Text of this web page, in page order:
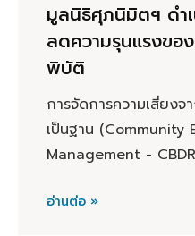
มูลนิธิศุภนิมิตฯ ดำ
ลดความรุนแรงขอ
พิบัติ
การจัดการความเสี่ยง
เป็นฐาน (Community
Management -
อ่านต่อ »